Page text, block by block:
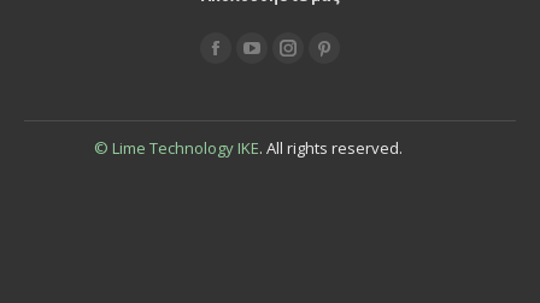
© Lime Technology IKE. All rights reserved.